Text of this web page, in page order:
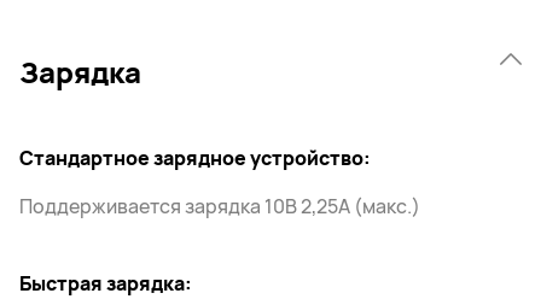
Зарядка
Стандартное зарядное устройство:
Поддерживается зарядка 10В 2,25A (макс.)
Быстрая зарядка: